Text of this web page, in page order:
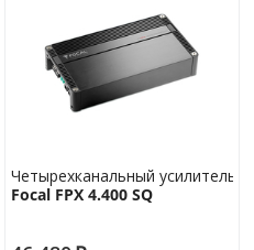
Четырехканальный усилитель
Focal FPX 4.400 SQ